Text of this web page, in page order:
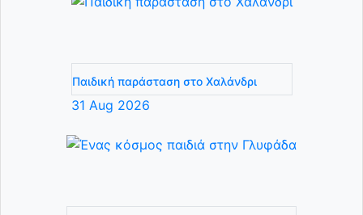
Παιδική παράσταση στο Χαλάνδρι
31 Aug 2026